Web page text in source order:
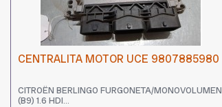
CENTRALITA MOTOR UCE 9807885980
CITROËN BERLINGO FURGONETA/MONOVOLUMEN
(B9) 1.6 HDI...